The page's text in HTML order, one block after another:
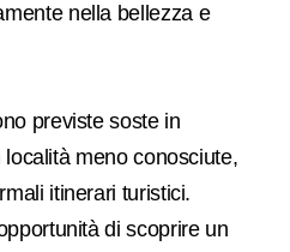
nella bellezza e
previste soste in
meno conosciute,
itinerari turistici.
di scoprire un